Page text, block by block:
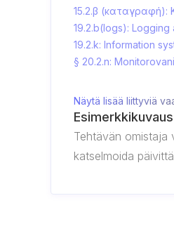
15.2.β (καταγραφή):
19.2.b(logs):
19.2.k: Information
§ 20.2.n:
Näytä lisää liittyviä
Tehtävän omistaja
katselmoida